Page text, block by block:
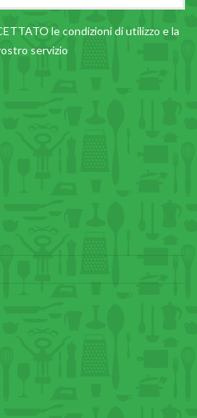
lecondizioni di utilizzo e la
servizio